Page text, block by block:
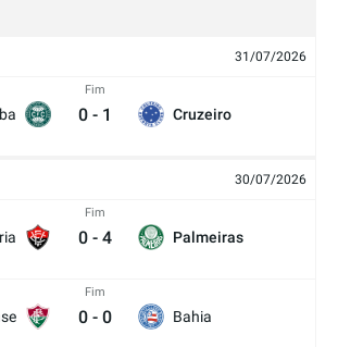
31/07/2026
Fim
0 - 1 Cruzeiro
30/07/2026
Fim
0 - 4 Palmeiras
Fim
0 - 0 Bahia